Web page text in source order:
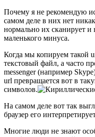
Почему я не рекомендую
самом деле в них нет
нормально их сканирует
маленького минуса.
Когда мы копируем такой
текстовый файл, а часто
messenger (например
url превращается вот в
символов.
На самом деле вот так
браузер его
Многие люди не знают